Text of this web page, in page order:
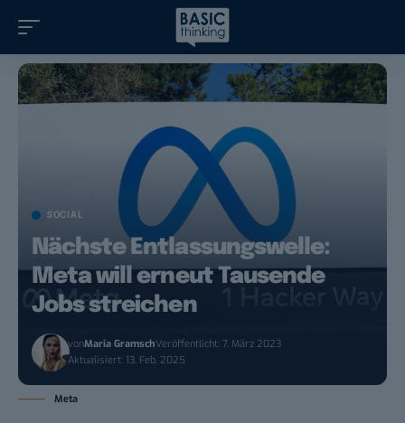
SOCIAL
Nächste Entlassungswelle:
Meta will erneut Tausende
Jobs streichen
vonMaria GramschVeröffentlicht: 7. März 2023
Aktualisiert: 13. Feb. 2025
Meta